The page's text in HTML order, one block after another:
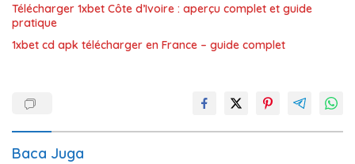
Télécharger 1xbet Côte d’Ivoire : aperçu complet et guide
pratique
1xbet cd apk télécharger en France – guide complet
Baca Juga